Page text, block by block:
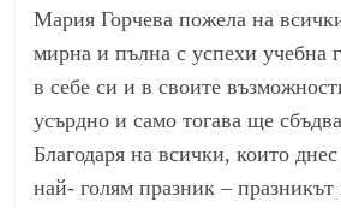
Мария Горчева пожела на
мирна и пълна с успехи учебна
в себе си и в своите
усърдно и само тогава ще
Благодаря на всички, които
най- голям празник – празникът